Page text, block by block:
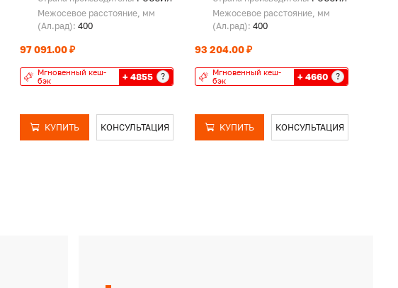
Межосевое расстояние, мм
(Ал.рад):400
97 091.00 ₽
Мгновенный кеш-
бэк
+ 4855 ?
КУПИТЬ КОНСУЛЬТАЦИЯ
Межосевое расстояние, мм
(Ал.рад):400
93 204.00 ₽
Мгновенный кеш-
бэк
+ 4660 ?
КУПИТЬ КОНСУЛЬТАЦИЯ